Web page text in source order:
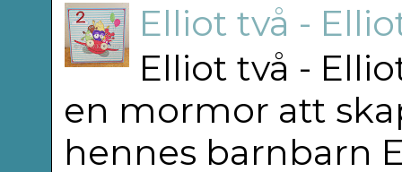
Elliot två -
Elliot två -
en mormor att
hennes barnbarn